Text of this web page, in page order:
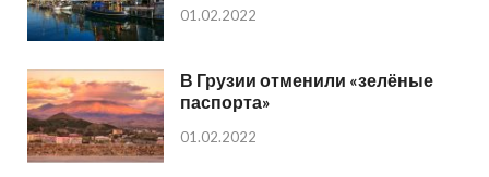
01.02.2022
В Грузии отменили «зелёные
паспорта»
01.02.2022